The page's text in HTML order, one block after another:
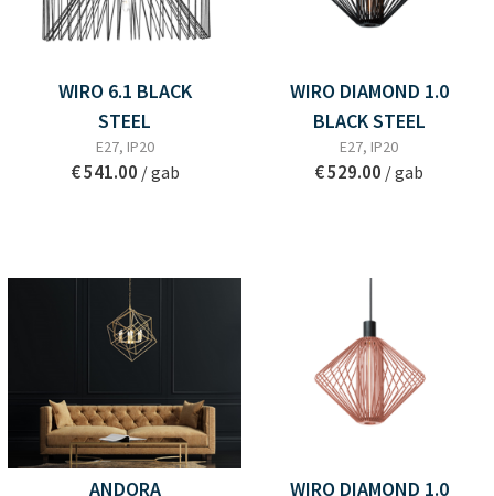
WIRO 6.1 BLACK
STEEL
E27, IP20
€ 541.00 / gab
WIRO DIAMOND 1.0
BLACK STEEL
E27, IP20
€ 529.00 / gab
ANDORA
WIRO DIAMOND 1.0